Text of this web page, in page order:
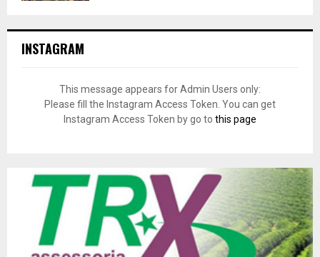
INSTAGRAM
This message appears for Admin Users only:
Please fill the Instagram Access Token. You can get
Instagram Access Token by go to this page